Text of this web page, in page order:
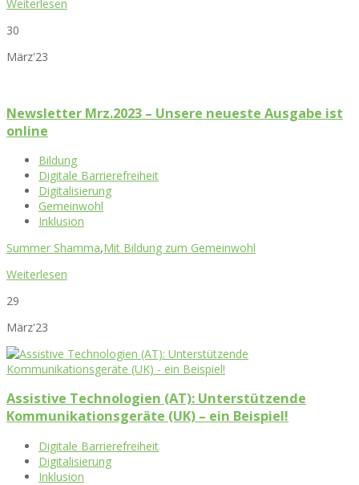
Weiterlesen
30
März'23
Newsletter Mrz.2023 – Unsere neueste Ausgabe ist
online
Bildung
Digitale Barrierefreiheit
Digitalisierung
Gemeinwohl
Inklusion
Summer Shamma,Mit Bildung zum Gemeinwohl
Weiterlesen
29
März'23
Assistive Technologien (AT): Unterstützende
Kommunikationsgeräte (UK) – ein Beispiel!
Digitale Barrierefreiheit
Digitalisierung
Inklusion